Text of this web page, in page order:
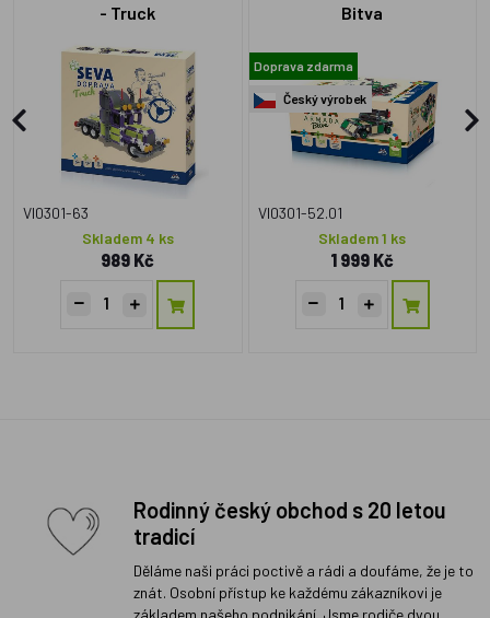
- Truck
VI0301-63
Skladem 4 ks
989 Kč
Bitva
Doprava zdarma
Český výrobek
VI0301-52.01
Skladem 1 ks
1 999 Kč
Rodinný český obchod s 20 letou
tradicí
Děláme naši práci poctivě a rádi a doufáme, že je to
znát. Osobní přístup ke každému zákazníkovi je